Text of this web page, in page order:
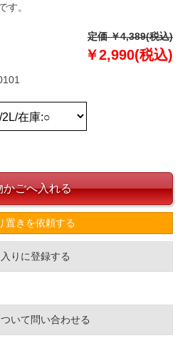
す。
定価 ￥4,389(税込)
￥2,990(税込)
置きを依頼する
りに登録する
いて問い合わせる